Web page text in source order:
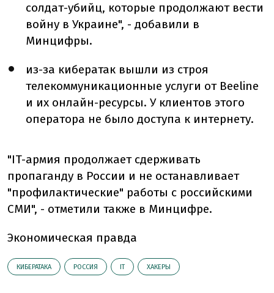
солдат-убийц, которые продолжают вести
войну в Украине", - добавили в
Минцифры.
из-за кибератак вышли из строя
телекоммуникационные услуги от Beeline
и их онлайн-ресурсы. У клиентов этого
оператора не было доступа к интернету.
"IT-армия продолжает сдерживать
пропаганду в России и не останавливает
"профилактические" работы с российскими
СМИ", - отметили также в Минцифре.
Экономическая правда
КИБЕРАТАКА РОССИЯ ІТ ХАКЕРЫ